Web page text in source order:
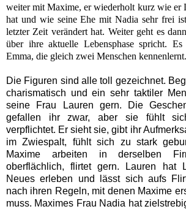
weiter mit Maxime, er wiederholt kurz wie er
hat und wie seine Ehe mit Nadia sehr frei
letzter Zeit verändert hat. Weiter geht es
über ihre aktuelle Lebensphase spricht.
Emma, die gleich zwei Menschen kennenlernt.
Die Figuren sind alle toll gezeichnet.
charismatisch und ein sehr taktiler
seine Frau Lauren gern. Die
gefallen ihr zwar, aber sie fühlt
verpflichtet. Er sieht sie, gibt ihr
im Zwiespalt, fühlt sich zu stark
Maxime arbeiten in derselben
oberflächlich, flirtet gern. Lauren hat
Neues erleben und lässt sich aufs
nach ihren Regeln, mit denen Maxime
muss. Maximes Frau Nadia hat